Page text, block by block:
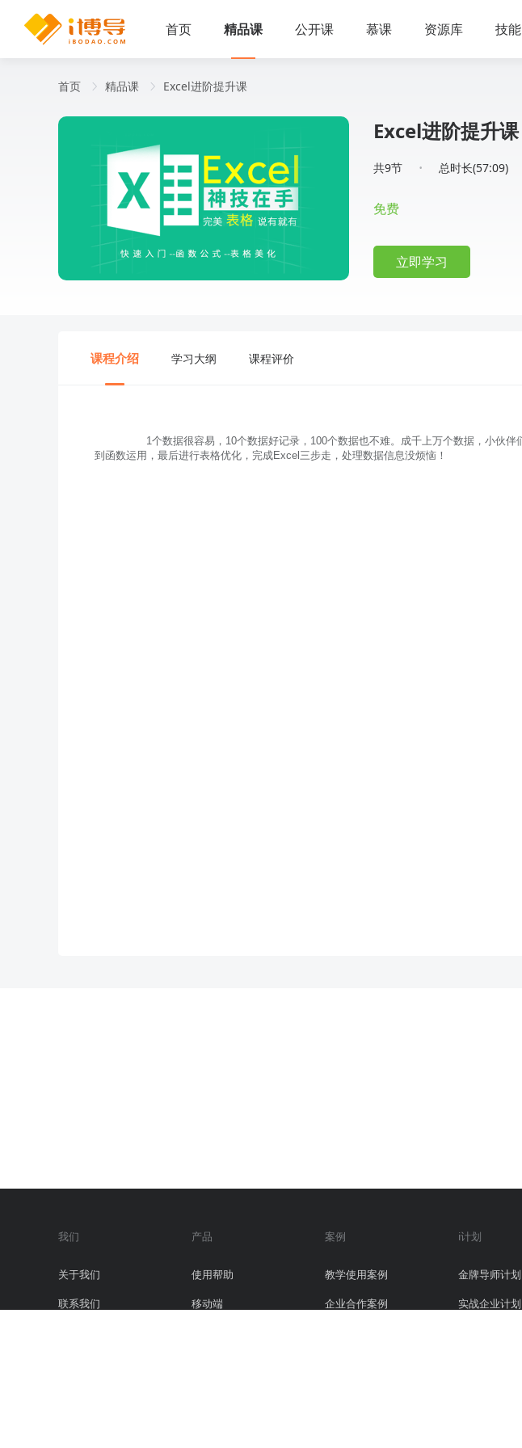
首页 精品课 公开课 慕课 资源库 技能
首页 精品课 Excel进阶提升课
Excel进阶提升课
共9节 · 总时长(57:09)
免费
立即学习
课程介绍 学习大纲 课程评价
到函数运用，最后进行表格优化，完成Excel三步走，处理数据信息没烦恼！
我们
关于我们
联系我们
产品
使用帮助
移动端
案例
教学使用案例
企业合作案例
i计划
金牌导师计划
实战企业计划